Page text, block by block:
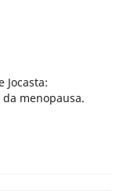
Jocasta:
menopausa.